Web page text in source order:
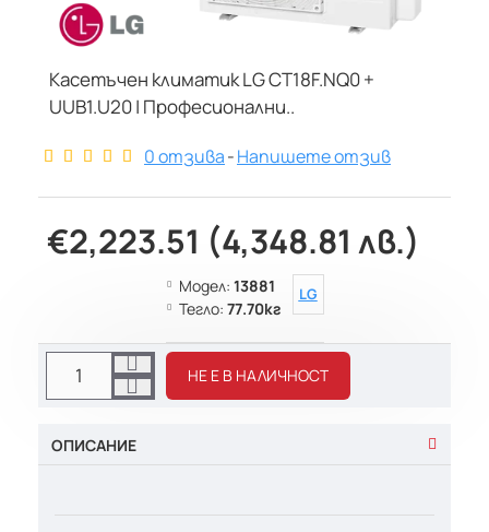
НЕ Е В НАЛИЧНОСТ
Касетъчен климатик LG CT18F.NQ0 +
UUB1.U20 | Професионални..
0 отзива-Напишете отзив
€2,223.51 (4,348.81 лв.)
Модел: 13881
Тегло: 77.70кг
LG
НЕ Е В НАЛИЧНОСТ
ОПИСАНИЕ